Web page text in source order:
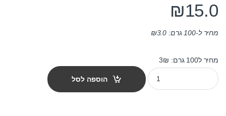
₪15.0
מחיר ל-100 גרם: ₪3.0
מחיר ל100 גרם: 3₪
חטיף מיטי סטיקס בקר 50 גרם quantity
הוספה לסל